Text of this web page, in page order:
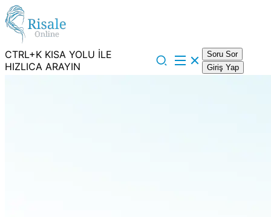
CTRL+K KISA YOLU İLE
HIZLICA ARAYIN
Soru Sor
Giriş Yap